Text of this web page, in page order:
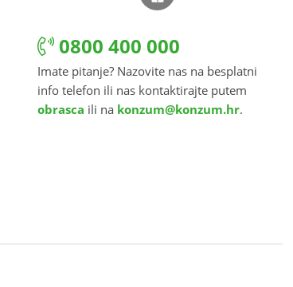
0800 400 000
Imate pitanje? Nazovite nas na besplatni
info telefon ili nas kontaktirajte putem
obrasca ili na konzum@konzum.hr.